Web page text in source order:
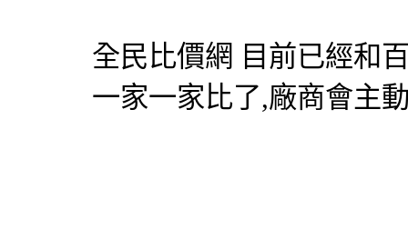
全民比價網 目前已經和
一家一家比了,廠商會主